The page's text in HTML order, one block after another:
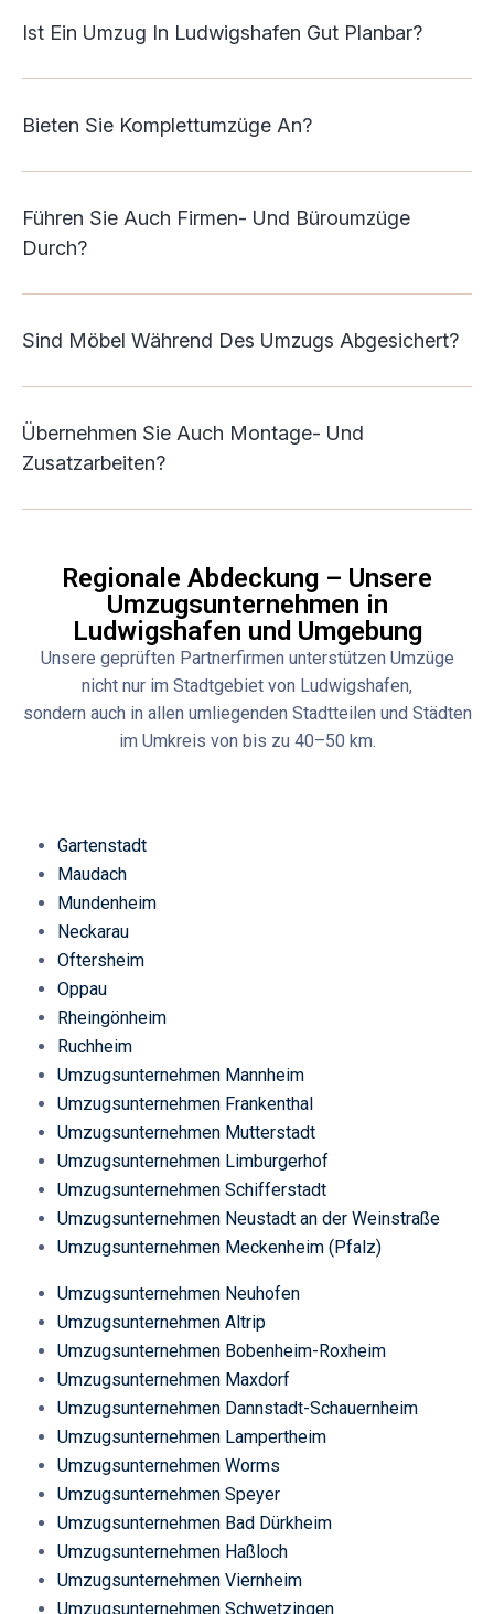
Ist Ein Umzug In Ludwigshafen Gut Planbar?
Bieten Sie Komplettumzüge An?
Führen Sie Auch Firmen- Und Büroumzüge
Durch?
Sind Möbel Während Des Umzugs Abgesichert?
Übernehmen Sie Auch Montage- Und
Zusatzarbeiten?
Regionale Abdeckung – Unsere
Umzugsunternehmen in
Ludwigshafen und Umgebung
Unsere geprüften Partnerfirmen unterstützen Umzüge
nicht nur im Stadtgebiet von Ludwigshafen,
sondern auch in allen umliegenden Stadtteilen und Städten
im Umkreis von bis zu 40–50 km.
Gartenstadt
Maudach
Mundenheim
Neckarau
Oftersheim
Oppau
Rheingönheim
Ruchheim
Umzugsunternehmen Mannheim
Umzugsunternehmen Frankenthal
Umzugsunternehmen Mutterstadt
Umzugsunternehmen Limburgerhof
Umzugsunternehmen Schifferstadt
Umzugsunternehmen Neustadt an der Weinstraße
Umzugsunternehmen Meckenheim (Pfalz)
Umzugsunternehmen Neuhofen
Umzugsunternehmen Altrip
Umzugsunternehmen Bobenheim-Roxheim
Umzugsunternehmen Maxdorf
Umzugsunternehmen Dannstadt-Schauernheim
Umzugsunternehmen Lampertheim
Umzugsunternehmen Worms
Umzugsunternehmen Speyer
Umzugsunternehmen Bad Dürkheim
Umzugsunternehmen Haßloch
Umzugsunternehmen Viernheim
Umzugsunternehmen Schwetzingen